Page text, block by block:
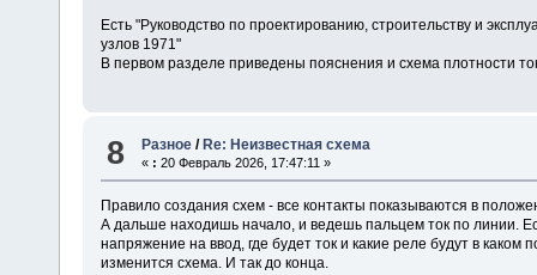
Есть "Руководство по проектированию, строительству и
узлов 1971"
В первом разделе приведены пояснения и схема плотности
8 Разное / Re: Неизвестная схема
« : 20 Февраль 2026, 17:47:11 »
Правило создания схем - все контакты показываются в
А дальше находишь начало, и ведешь пальцем ток по линии.
напряжение на ввод, где будет ток и какие реле будут в
изменится схема. И так до конца.